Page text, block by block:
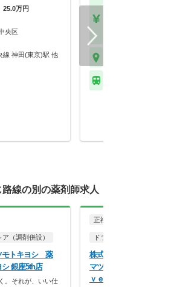
25.0万円
央区
線 神田(東京)駅 他
線の別の薬剤師求人
ア（調剤併設）
モトキヨシ 薬
銀座5th店
。それが、いい仕
正社員
ドラッグストア（調剤併設
株式会社マツモトキヨシ
マツモトキヨシ 銀座みゆ
ｖｅ. 店